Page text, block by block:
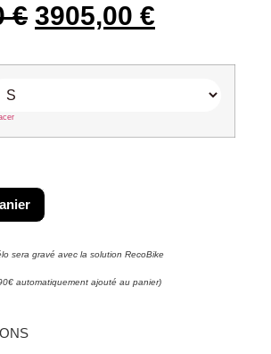
€ 3905,00 €
sera gravé avec la solution RecoBike
automatiquement ajouté au panier)